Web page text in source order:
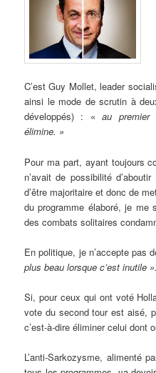
C’est Guy Mollet, leader
ainsi le mode de scrutin à
développés) : «au
élimine. »
Pour ma part, ayant toujours
n’avait de possibilité
d’être majoritaire et donc de
du programme élaboré, je me
des combats solitaires
En politique, je n’accepte pas
plus beau lorsque c’est inutile ».
Si, pour ceux qui ont voté
vote du second tour est aisé,
c’est-à-dire éliminer celui dont
L’anti-Sarkozysme, alimenté